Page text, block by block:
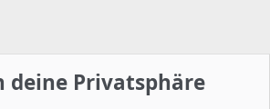
deine Privatsphäre